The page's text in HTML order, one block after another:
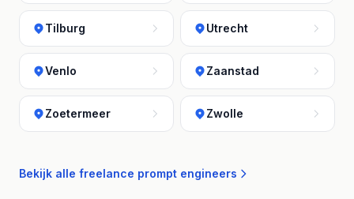
Tilburg Utrecht
Venlo Zaanstad
Zoetermeer Zwolle
Bekijk alle freelance prompt engineers